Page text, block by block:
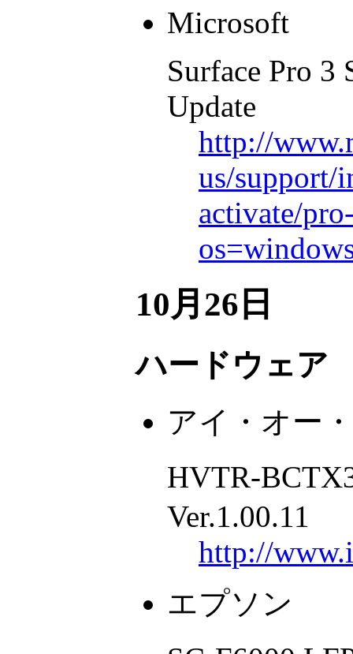
Microsoft
Surface Pro 3
Update
http://
us/support/
activate/
10月26日
ハードウェア
アイ・オー
HVTR-
Ver.1.00.11
http://
エプソン